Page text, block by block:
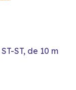
ST, de 10 m